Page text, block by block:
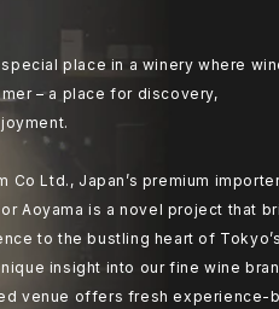
place in a winery where
– a place for discovery,
Co Ltd., Japan’s premium
Aoyama is a novel project that
to the bustling heart of
insight into our fine wine
venue offers fresh experience-